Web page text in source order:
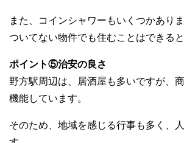
また、コインシャワーもいくつかあり
ついてない物件でも住むことはできると
ポイント⑤治安の良さ
野方駅周辺は、居酒屋も多いですが、
機能しています。
そのため、地域を感じる行事も多く、